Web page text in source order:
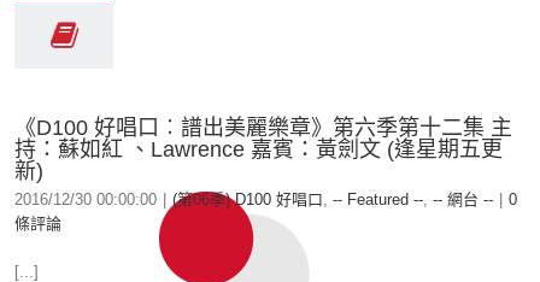
《D100 好唱口︰譜出美麗樂章》第六季第十二集 主
持：蘇如紅 、Lawrence 嘉賓：黃劍文 (逢星期五更
新)
2016/12/30 00:00:00 (第06季) D100 好唱口, -- Featured --, -- 網台 --
0
條評論
[...]